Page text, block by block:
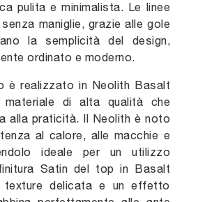
pulita e minimalista. Le linee
maniglie, grazie alle gole
la semplicità del design,
ordinato e moderno.
è realizzato in Neolith Basalt
materiale di alta qualità che
alla praticità. Il Neolith è noto
al calore, alle macchie e
ideale per un utilizzo
Satin del top in Basalt
texture delicata e un effetto